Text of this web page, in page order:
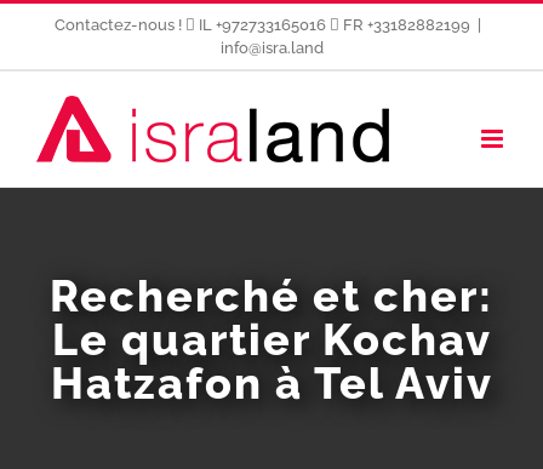
Contactez-nous ! IL +972733165016 FR +33182882199
info@isra.land
Recherché et cher:
Le quartier Kochav
Hatzafon à Tel Aviv